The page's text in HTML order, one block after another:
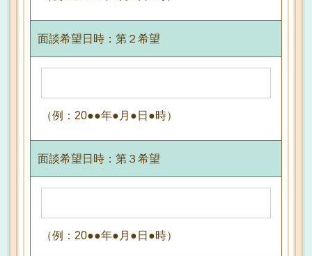
面談希望日時：第２希望
（例：20●●年●月●日●時）
面談希望日時：第３希望
（例：20●●年●月●日●時）